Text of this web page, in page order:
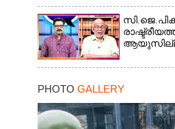
PHOTO GALLERY